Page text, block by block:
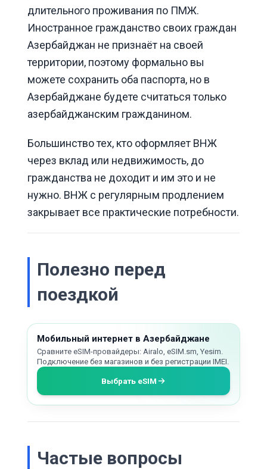
длительного проживания по ПМЖ.
Иностранное гражданство своих граждан
Азербайджан не признаёт на своей
территории, поэтому формально вы
можете сохранить оба паспорта, но в
Азербайджане будете считаться только
азербайджанским гражданином.
Большинство тех, кто оформляет ВНЖ
через вклад или недвижимость, до
гражданства не доходит и им это и не
нужно. ВНЖ с регулярным продлением
закрывает все практические потребности.
Полезно перед
поездкой
Мобильный интернет в Азербайджане
Сравните eSIM-провайдеры: Airalo, eSIM.sm, Yesim.
Подключение без магазинов и без регистрации IMEI.
Выбрать eSIM
Частые вопросы